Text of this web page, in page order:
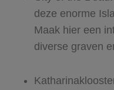
deze enorme
Maak hier een
diverse graven